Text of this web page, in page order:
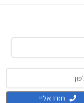
חזרו אליי